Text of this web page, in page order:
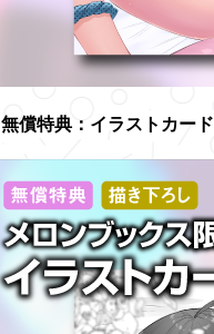
無償特典：イラストカード